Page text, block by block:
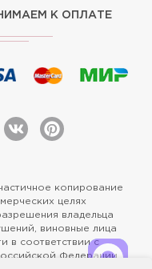
К ОПЛАТЕ
копирование
целях
владельца
виновные лица
в соответствии с
Федерации.